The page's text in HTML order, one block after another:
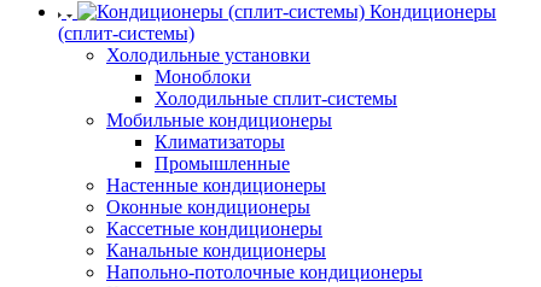
Кондиционеры
(сплит-системы)
Холодильные установки
Моноблоки
Холодильные сплит-системы
Мобильные кондиционеры
Климатизаторы
Промышленные
Настенные кондиционеры
Оконные кондиционеры
Кассетные кондиционеры
Канальные кондиционеры
Напольно-потолочные кондиционеры